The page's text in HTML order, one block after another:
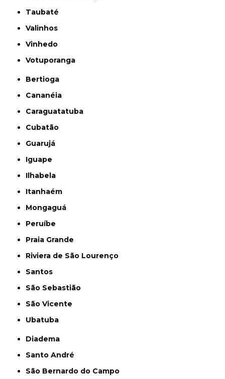
Taubaté
Valinhos
Vinhedo
Votuporanga
Bertioga
Cananéia
Caraguatatuba
Cubatão
Guarujá
Iguape
Ilhabela
Itanhaém
Mongaguá
Peruíbe
Praia Grande
Riviera de São Lourenço
Santos
São Sebastião
São Vicente
Ubatuba
Diadema
Santo André
São Bernardo do Campo